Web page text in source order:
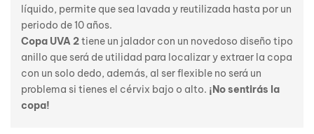
líquido, permite que sea lavada y reutilizada hasta por un
periodo de 10 años.
Copa UVA 2tiene un jalador con un novedoso diseño tipo
anillo que será de utilidad para localizar y extraer la copa
con un solo dedo, además, al ser flexible no será un
problema si tienes el cérvix bajo o alto. ¡No sentirás la
copa!